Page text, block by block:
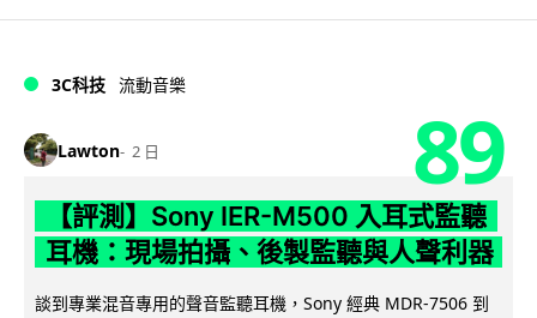
3C科技 流動音樂
Lawton 2 日 89
【評測】Sony IER-M500 入耳式監聽
耳機：現場拍攝、後製監聽與人聲利器
談到專業混音專用的聲音監聽耳機，Sony 經典 MDR-7506 到